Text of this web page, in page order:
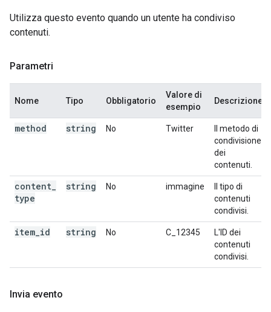
Utilizza questo evento quando un utente ha condiviso
contenuti.
Parametri
Nome Tipo Obbligatorio
Valore di
esempio
Descrizione
method string No Twitter
Il metodo di
condivisione
dei
contenuti.
content
type
string No immagine
Il tipo di
contenuti
condivisi.
item id string No C_12345
L'ID dei
contenuti
condivisi.
Invia evento